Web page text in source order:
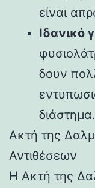
είναι
Ιδανικό
δουν
διάστημα.
Ακτή της
Αντιθέσεων
Η Ακτή της